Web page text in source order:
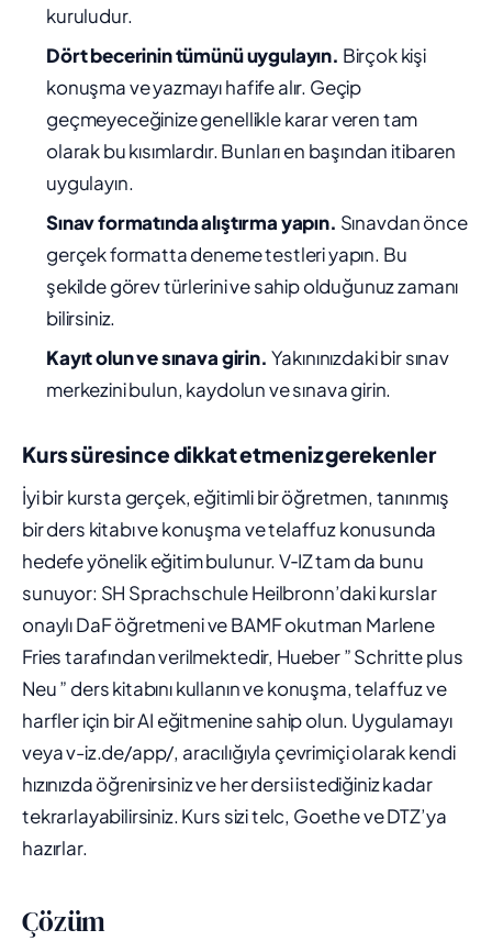
kuruludur.
Dört becerinin tümünü uygulayın. Birçok kişi
konuşma ve yazmayı hafife alır. Geçip
geçmeyeceğinize genellikle karar veren tam
olarak bu kısımlardır. Bunları en başından itibaren
uygulayın.
Sınav formatında alıştırma yapın. Sınavdan önce
gerçek formatta deneme testleri yapın. Bu
şekilde görev türlerini ve sahip olduğunuz zamanı
bilirsiniz.
Kayıt olun ve sınava girin. Yakınınızdaki bir sınav
merkezini bulun, kaydolun ve sınava girin.
Kurs süresince dikkat etmeniz gerekenler
İyi bir kursta gerçek, eğitimli bir öğretmen, tanınmış
bir ders kitabı ve konuşma ve telaffuz konusunda
hedefe yönelik eğitim bulunur. V‑IZ tam da bunu
sunuyor: SH Sprachschule Heilbronn’daki kurslar
onaylı DaF öğretmeni ve BAMF okutman Marlene
Fries tarafından verilmektedir, Hueber ” Schritte plus
Neu ” ders kitabını kullanın ve konuşma, telaffuz ve
harfler için bir AI eğitmenine sahip olun. Uygulamayı
veya v-iz.de/app/, aracılığıyla çevrimiçi olarak kendi
hızınızda öğrenirsiniz ve her dersi istediğiniz kadar
tekrarlayabilirsiniz. Kurs sizi telc, Goethe ve DTZ’ya
hazırlar.
Çözüm